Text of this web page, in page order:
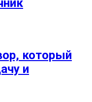
который
и